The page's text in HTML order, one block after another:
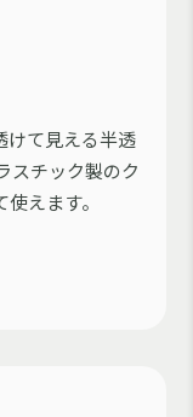
けて見える半透
スチック製のク
えます。